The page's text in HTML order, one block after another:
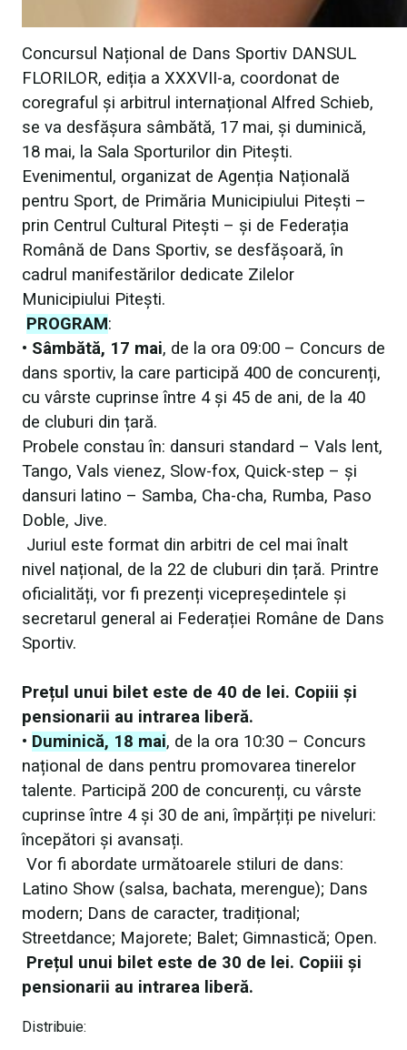
Concursul Național de Dans Sportiv DANSUL
FLORILOR, ediția a XXXVII-a, coordonat de
coregraful și arbitrul internațional Alfred Schieb,
se va desfășura sâmbătă, 17 mai, și duminică,
18 mai, la Sala Sporturilor din Pitești.
Evenimentul, organizat de Agenția Națională
pentru Sport, de Primăria Municipiului Pitești –
prin Centrul Cultural Pitești – și de Federația
Română de Dans Sportiv, se desfășoară, în
cadrul manifestărilor dedicate Zilelor
Municipiului Pitești.
PROGRAM:
• Sâmbătă, 17 mai, de la ora 09:00 – Concurs de
dans sportiv, la care participă 400 de concurenți,
cu vârste cuprinse între 4 și 45 de ani, de la 40
de cluburi din țară.
Probele constau în: dansuri standard – Vals lent,
Tango, Vals vienez, Slow-fox, Quick-step – și
dansuri latino – Samba, Cha-cha, Rumba, Paso
Doble, Jive.
Juriul este format din arbitri de cel mai înalt
nivel național, de la 22 de cluburi din țară. Printre
oficialități, vor fi prezenți vicepreședintele și
secretarul general ai Federației Române de Dans
Sportiv.
Prețul unui bilet este de 40 de lei. Copiii și
pensionarii au intrarea liberă.
• Duminică, 18 mai, de la ora 10:30 – Concurs
național de dans pentru promovarea tinerelor
talente. Participă 200 de concurenți, cu vârste
cuprinse între 4 și 30 de ani, împărțiți pe niveluri:
începători și avansați.
Vor fi abordate următoarele stiluri de dans:
Latino Show (salsa, bachata, merengue); Dans
modern; Dans de caracter, tradițional;
Streetdance; Majorete; Balet; Gimnastică; Open.
Prețul unui bilet este de 30 de lei. Copiii și
pensionarii au intrarea liberă.
Distribuie: